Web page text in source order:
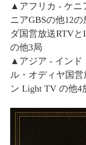
▲アフリカ - ケニ
ニアGBSの他12
ダ国営放送RTVと
の他3局
▲アジア - インド
ル・オディヤ国
ン Light TV の他4